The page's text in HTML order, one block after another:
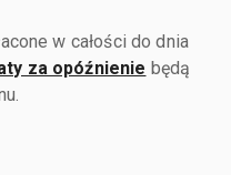
w całości do dnia
za opóźnienie będą